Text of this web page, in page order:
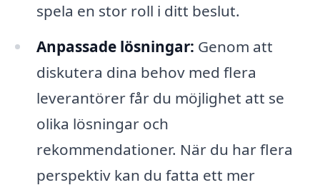
spela en stor roll i ditt beslut.
Anpassade lösningar: Genom att
diskutera dina behov med flera
leverantörer får du möjlighet att se
olika lösningar och
rekommendationer. När du har flera
perspektiv kan du fatta ett mer